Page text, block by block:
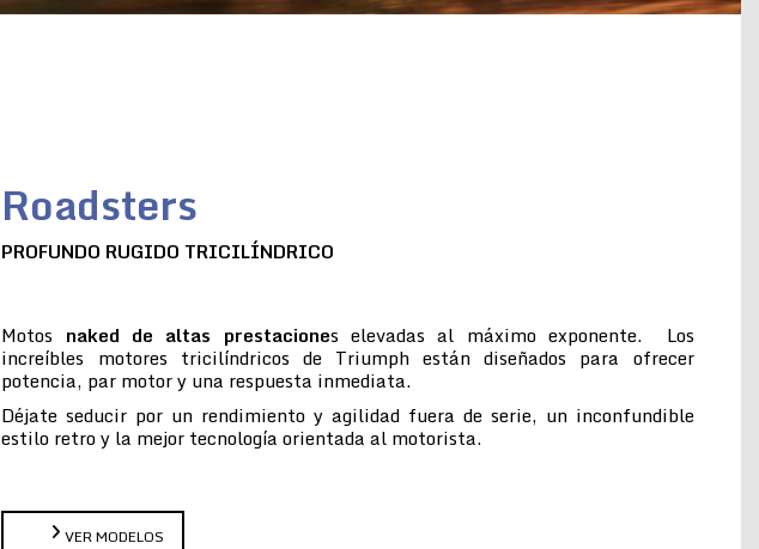
Roadsters
PROFUNDO RUGIDO TRICILÍNDRICO
Motos naked de altas prestaciones elevadas al máximo exponente. Los
increíbles motores tricilíndricos de Triumph están diseñados para ofrecer
potencia, par motor y una respuesta inmediata.
Déjate seducir por un rendimiento y agilidad fuera de serie, un inconfundible
estilo retro y la mejor tecnología orientada al motorista.
VER MODELOS